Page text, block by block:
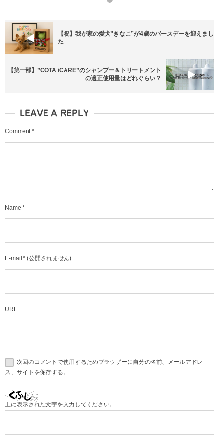
【祝】我が家の愛犬”きなこ”が4歳のバースデーを迎えまし
た
【第一部】”COTA iCARE”のシャンプー＆トリートメント
の適正使用量はどれぐらい？
LEAVE A REPLY
Comment *
Name *
E-mail * (公開されません)
URL
次回のコメントで使用するためブラウザーに自分の名前、メールアドレ
ス、サイトを保存する。
上に表示された文字を入力してください。